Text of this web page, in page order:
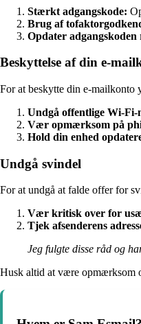
Stærkt adgangskode:
Brug af
Opdater adgangskoden
Beskyttelse af din e-
For at beskytte din e-mailkonto
Undgå offentlige Wi-
Vær opmærksom på
Hold din enhed
Undgå svindel
For at undgå at falde offer for
Vær kritisk over for
Tjek afsenderens
Jeg fulgte disse råd og
Husk altid at være opmærksom